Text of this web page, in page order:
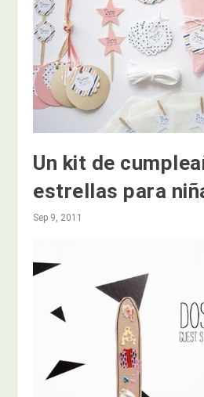
Un kit de
estrellas para
Sep 9, 2011